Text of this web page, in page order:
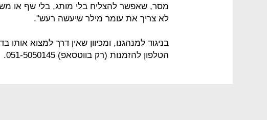
מסר, שאפשר להצליח בלי מותג, בלי שף או
לא צריך את עומר מילר שיעשה רעש".
בניגוד למנהגנו, ומכיוון שאין דרך למצוא
הטלפון להזמנות (רק בווטסאפ) 051-5050145.